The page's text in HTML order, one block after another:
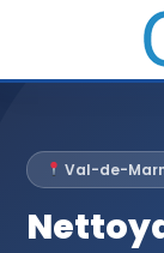
Prestations
Références
Val-de-